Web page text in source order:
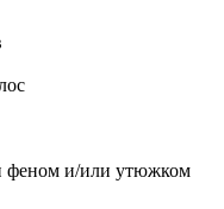
феном и/или утюжком